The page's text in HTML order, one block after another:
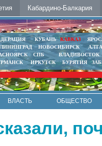
Кабардино-Балкария
КУБАНЬ КАВКАЗ
НОВОСИБИРСК
СПБ
ВЛАДИВОСТОК
ИРКУТСК БУРЯТИЯ
ВЛАСТЬ
ОБЩЕСТВО